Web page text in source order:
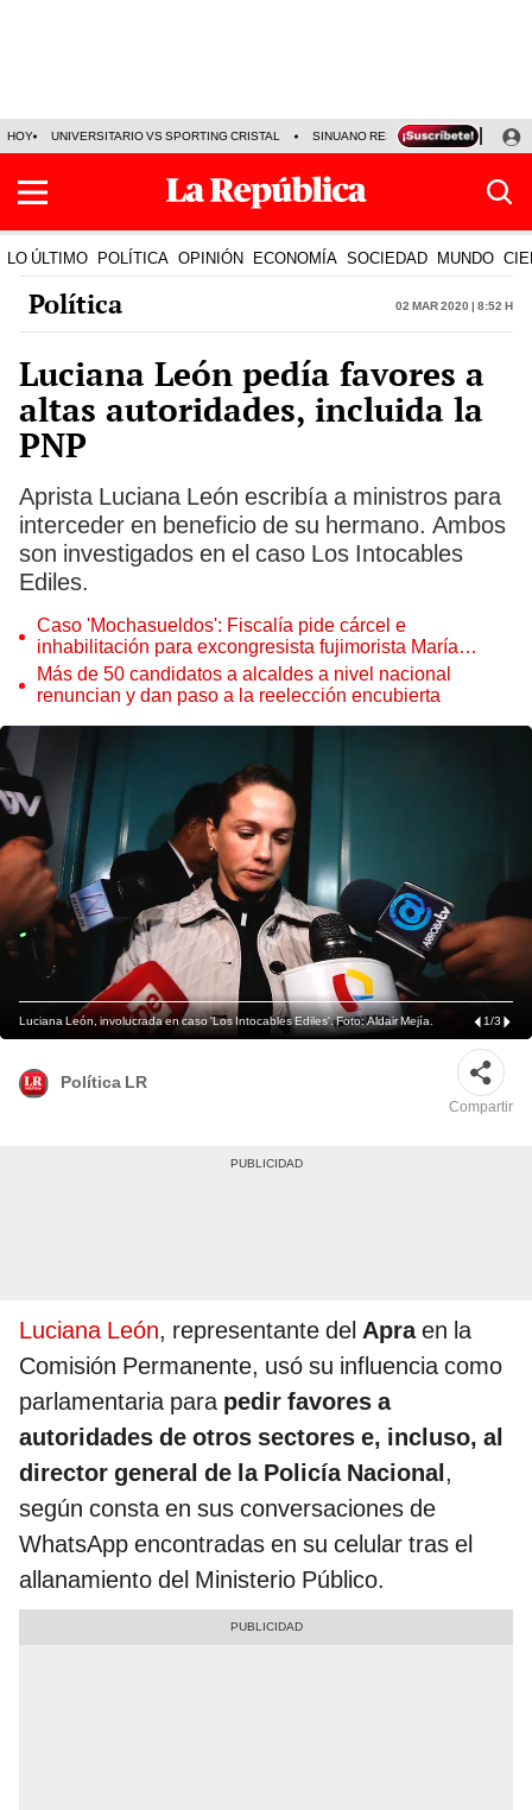
HOY UNIVERSITARIO VS SPORTING CRISTAL SINUANO RESULTADOS HOY
LO ÚLTIMO POLÍTICA OPINIÓN ECONOMÍA SOCIEDAD MUNDO
Política 02 Mar 2020 | 8:52 h
Luciana León pedía favores a
altas autoridades, incluida la
PNP
Aprista Luciana León escribía a ministros para
interceder en beneficio de su hermano. Ambos
son investigados en el caso Los Intocables
Ediles.
Caso 'Mochasueldos': Fiscalía pide cárcel e
inhabilitación para excongresista fujimorista María
Cordero Jon Tay
Más de 50 candidatos a alcaldes a nivel nacional
renuncian y dan paso a la reelección encubierta
Luciana León, involucrada en caso 'Los Intocables Ediles'. Foto: Aldair Mejía. 1/3
Política LR
Compartir
Luciana León, representante del Apraen la
Comisión Permanente, usó su influencia como
parlamentaria para pedir favores a
autoridades de otros sectores e, incluso, al
director general de la Policía Nacional,
según consta en sus conversaciones de
WhatsApp encontradas en su celular tras el
allanamiento del Ministerio Público.